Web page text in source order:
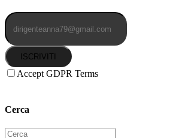
ISCRIVITI
Accept GDPR Terms
Cerca